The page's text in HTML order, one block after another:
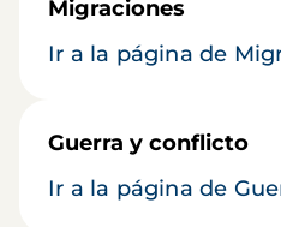
Migraciones
Ir a la página de
Guerra y conflicto
Ir a la página de